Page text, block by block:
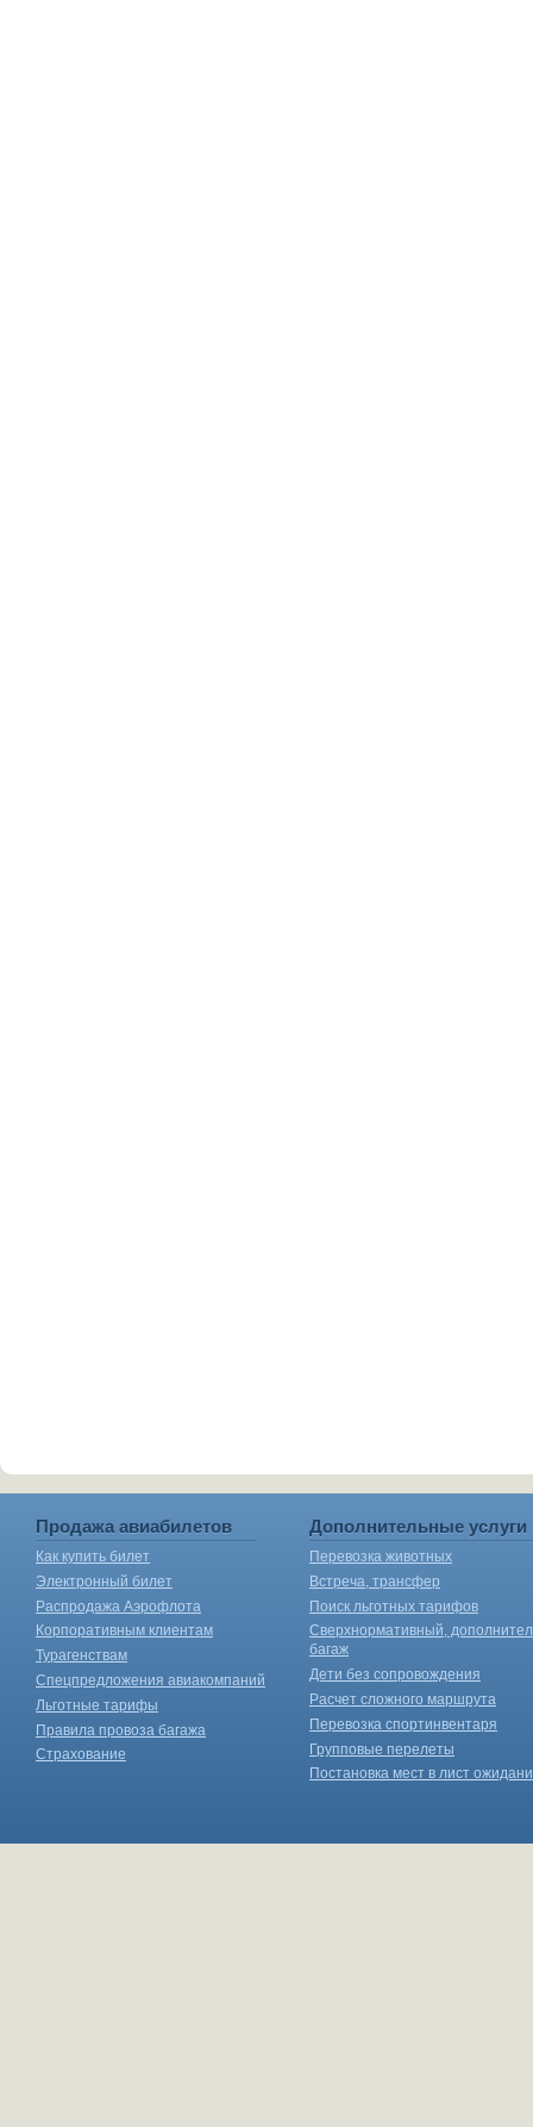
Продажа авиабилетов
Как купить билет
Электронный билет
Распродажа Аэрофлота
Корпоративным клиентам
Турагенствам
Спецпредложения авиакомпаний
Льготные тарифы
Правила провоза багажа
Страхование
Дополнительные услуги
Перевозка животных
Встреча, трансфер
Поиск льготных тарифов
Сверхнормативный,
багаж
Дети без сопровождения
Расчет сложного маршрута
Перевозка спортинвентаря
Групповые перелеты
Постановка мест в лист